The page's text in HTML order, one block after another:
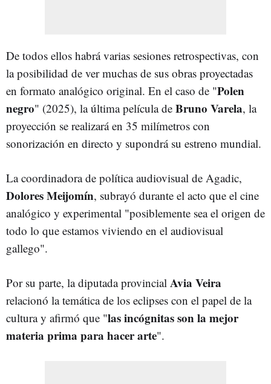
De todos ellos habrá varias sesiones retrospectivas, con
la posibilidad de ver muchas de sus obras proyectadas
en formato analógico original. En el caso de "Polen
negro" (2025), la última película de Bruno Varela, la
proyección se realizará en 35 milímetros con
sonorización en directo y supondrá su estreno mundial.
La coordinadora de política audiovisual de Agadic,
Dolores Meijomín, subrayó durante el acto que el cine
analógico y experimental "posiblemente sea el origen de
todo lo que estamos viviendo en el audiovisual
gallego".
Por su parte, la diputada provincial Avia Veira
relacionó la temática de los eclipses con el papel de la
cultura y afirmó que "las incógnitas son la mejor
materia prima para hacer arte".